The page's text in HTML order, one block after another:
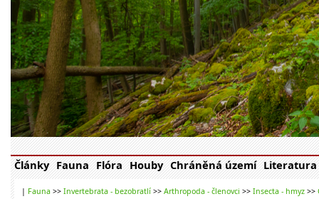
Články Fauna Flóra Houby Chráněná území Literatura
| Fauna >> Invertebrata - bezobratlí >> Arthropoda - členovci >> Insecta - hmyz >>